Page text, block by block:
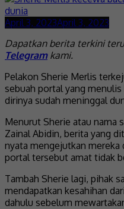
April 3, 2023April 3, 2023
Dapatkan berita terkini
Telegramkami.
Pelakon Sherie Merlis
sebuah portal yang
dirinya sudah meninggal
Menurut Sherie atau nama
Zainal Abidin, berita yang
nyata mengejutkan mereka
portal tersebut amat tidak
Tambah Sherie lagi, pihak
mendapatkan kesahihan
dahulu sebelum